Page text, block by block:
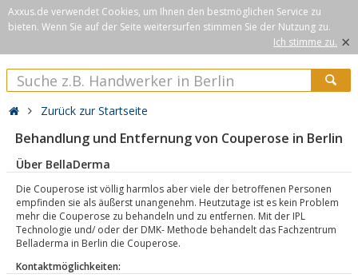
Axxus.de verwendet Cookies, um Ihnen den bestmöglichen Service zu
bieten. Wenn Sie auf der Seite weitersurfen stimmen Sie der Nutzung zu.
Ich stimme zu. ×
Zurück zur Startseite
Behandlung und Entfernung von Couperose in Berlin
Über BellaDerma
Die Couperose ist völlig harmlos aber viele der betroffenen Personen
empfinden sie als äußerst unangenehm. Heutzutage ist es kein Problem
mehr die Couperose zu behandeln und zu entfernen. Mit der IPL
Technologie und/ oder der DMK- Methode behandelt das Fachzentrum
Belladerma in Berlin die Couperose.
Kontaktmöglichkeiten: